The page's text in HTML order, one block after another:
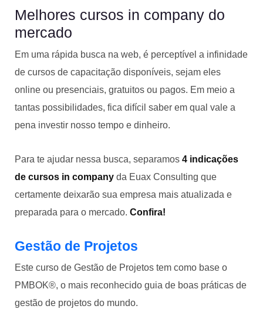
Melhores cursos in company do
mercado
Em uma rápida busca na web, é perceptível a infinidade
de cursos de capacitação disponíveis, sejam eles
online ou presenciais, gratuitos ou pagos. Em meio a
tantas possibilidades, fica difícil saber em qual vale a
pena investir nosso tempo e dinheiro.
Para te ajudar nessa busca, separamos 4 indicações
de cursos in company da Euax Consulting que
certamente deixarão sua empresa mais atualizada e
preparada para o mercado. Confira!
Gestão de Projetos
Este curso de Gestão de Projetos tem como base o
PMBOK®, o mais reconhecido guia de boas práticas de
gestão de projetos do mundo.